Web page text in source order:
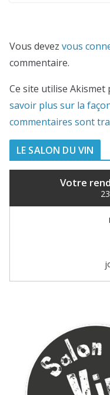
Vous devez vous
commentaire.
Ce site utilise
savoir plus sur la
commentaires sont
LE SALON DU VIN
Votre